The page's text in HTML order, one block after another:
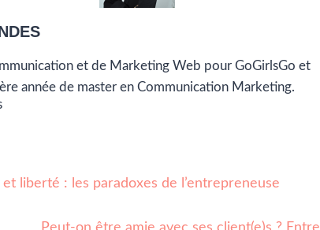
et de Marketing Web pour GoGirlsGo et
année de master en Communication Marketing.
liberté : les paradoxes de l’entrepreneuse